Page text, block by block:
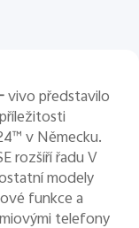
vivo představilo
™v Německu.
rozšíří řadu V
modely
funkce a
telefony